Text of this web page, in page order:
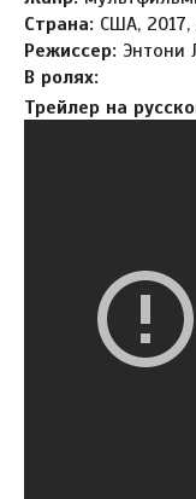
Страна: США,
Режиссер: Энтони
В ролях:
Трейлер на